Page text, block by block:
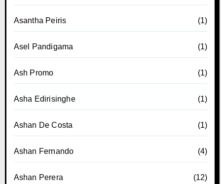
Asantha Peiris (1)
Asel Pandigama (1)
Ash Promo (1)
Asha Edirisinghe (1)
Ashan De Costa (1)
Ashan Fernando (4)
Ashan Perera (12)